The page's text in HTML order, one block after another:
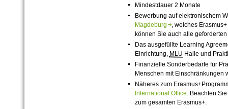
Mindestdauer 2 Monate
Bewerbung auf elektronischem
Magdeburg, welches
können Sie auch alle
Das ausgefüllte Learning
Einrichtung, MLU Halle und
Finanzielle Sonderbedarfe für
Menschen mit Einschränkungen
Näheres zum
International Office. Beachten
zum gesamten Erasmus+.